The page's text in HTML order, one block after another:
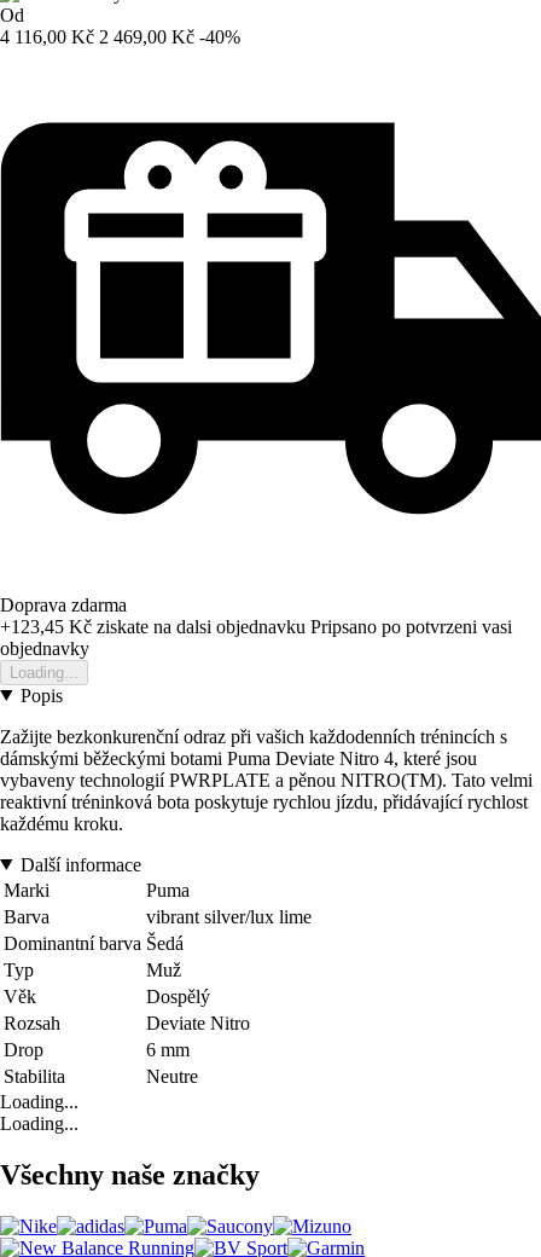
Od
4 116,00 Kč 2 469,00 Kč -40%
Doprava zdarma
+123,45 Kč ziskate na dalsi objednavku Pripsano po potvrzeni vasi
objednavky
Loading...
Popis
Zažijte bezkonkurenční odraz při vašich každodenních trénincích s
dámskými běžeckými botami Puma Deviate Nitro 4, které jsou
vybaveny technologií PWRPLATE a pěnou NITRO(TM). Tato velmi
reaktivní tréninková bota poskytuje rychlou jízdu, přidávající rychlost
každému kroku.
Další informace
Marki
Puma
Barva
vibrant silver/lux lime
Dominantní barva Šedá
Typ
Muž
Věk
Dospělý
Rozsah
Deviate Nitro
Drop
6 mm
Stabilita
Neutre
Loading...
Loading...
Všechny naše značky